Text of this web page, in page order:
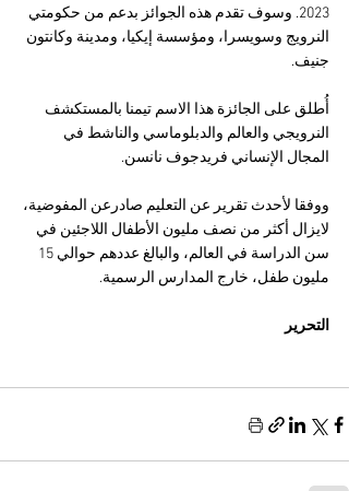
2023. وسوف تقدم هذه الجوائز بدعم من حكومتي
النرويج وسويسرا، ومؤسسة إيكيا، ومدينة وكانتون
جنيف.
أُطلق على الجائزة هذا الاسم تيمنا بالمستكشف
النرويجي والعالم والدبلوماسي والناشط في
المجال الإنساني فريدجوف نانسن.
ووفقا لأحدث تقرير عن التعليم صادرعن المفوضية،
لايزال أكثر من نصف مليون الأطفال اللاجئين في
مليون طفل، خارج المدارس الرسمية.
التحرير